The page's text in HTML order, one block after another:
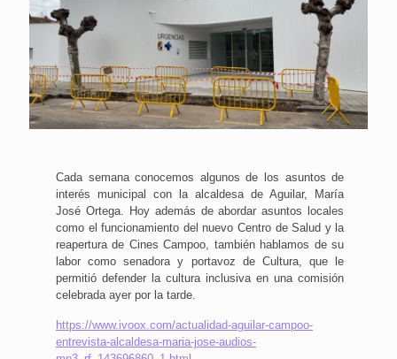
Cada semana conocemos algunos de los asuntos de
interés municipal con la alcaldesa de Aguilar, María
José Ortega. Hoy además de abordar asuntos locales
como el funcionamiento del nuevo Centro de Salud y la
reapertura de Cines Campoo, también hablamos de su
labor como senadora y portavoz de Cultura, que le
permitió defender la cultura inclusiva en una comisión
celebrada ayer por la tarde.
https://www.ivoox.com/actualidad-aguilar-campoo-
entrevista-alcaldesa-maria-jose-audios-